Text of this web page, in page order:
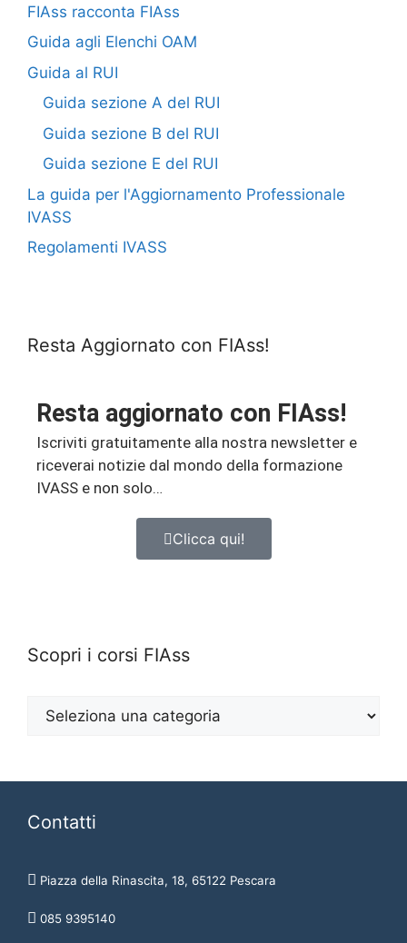
FIAss racconta FIAss
Guida agli Elenchi OAM
Guida al RUI
Guida sezione A del RUI
Guida sezione B del RUI
Guida sezione E del RUI
La guida per l'Aggiornamento Professionale
IVASS
Regolamenti IVASS
Resta Aggiornato con FIAss!
Resta aggiornato con FIAss!
Iscriviti gratuitamente alla nostra newsletter e
riceverai notizie dal mondo della formazione
IVASS e non solo…
Clicca qui!
Scopri i corsi FIAss
Contatti
Piazza della Rinascita, 18, 65122 Pescara
085 9395140